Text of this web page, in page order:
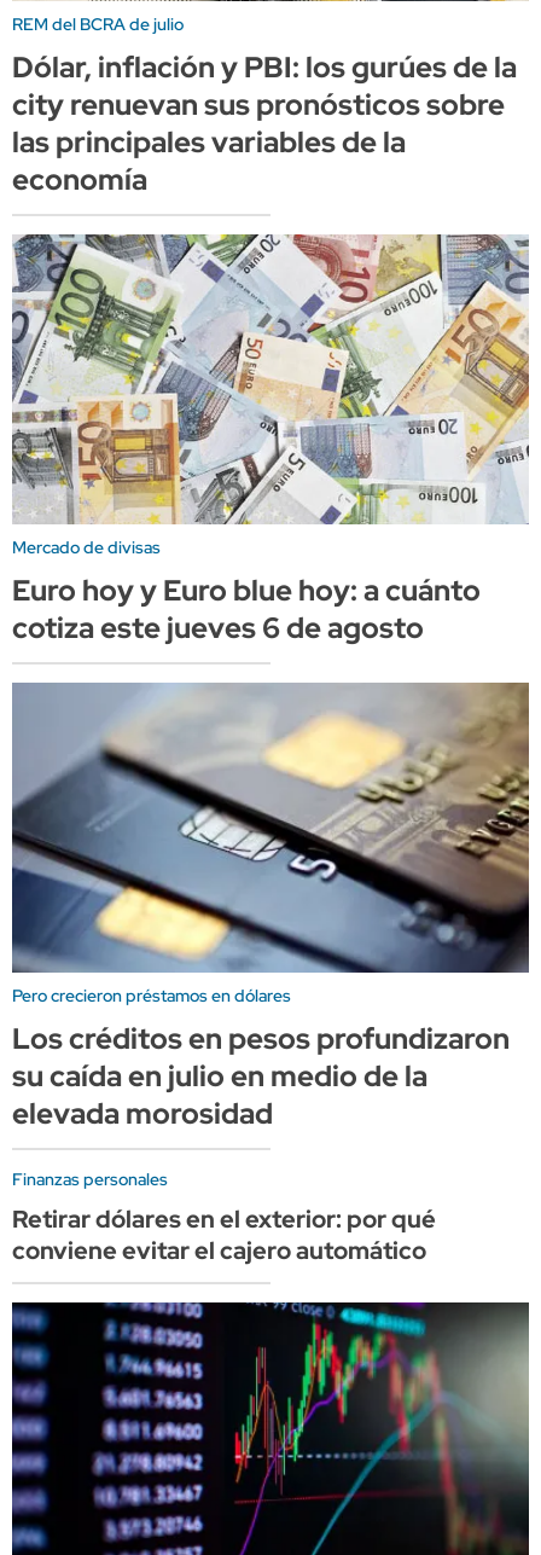
REM del BCRA de julio
Dólar, inflación y PBI: los gurúes de la
city renuevan sus pronósticos sobre
las principales variables de la
economía
Mercado de divisas
Euro hoy y Euro blue hoy: a cuánto
cotiza este jueves 6 de agosto
Pero crecieron préstamos en dólares
Los créditos en pesos profundizaron
su caída en julio en medio de la
elevada morosidad
Finanzas personales
Retirar dólares en el exterior: por qué
conviene evitar el cajero automático